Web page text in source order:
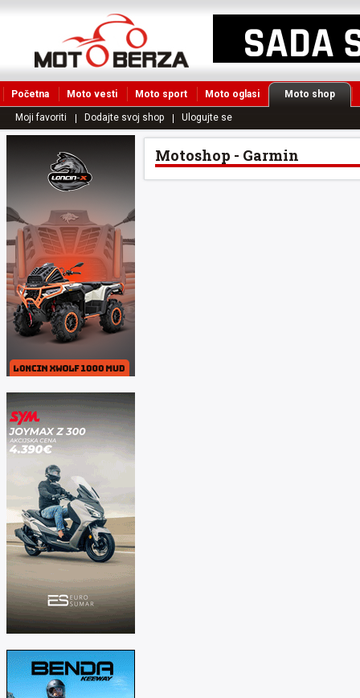
Početna Moto vesti Moto sport Moto oglasi Moto shop
Moji favoriti Dodajte svoj shop Ulogujte se
Motoshop - Garmin